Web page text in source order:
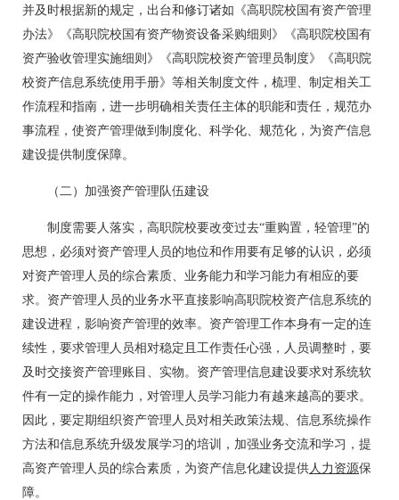
并及时根据新的规定，出台和修订诸如《高职院校国有资产管理
办法》《高职院校国有资产物资设备采购细则》《高职院校国有
资产验收管理实施细则》《高职院校资产管理员制度》《高职院
校资产信息系统使用手册》等相关制度文件，梳理、制定相关工
作流程和指南，进一步明确相关责任主体的职能和责任，规范办
事流程，使资产管理做到制度化、科学化、规范化，为资产信息
建设提供制度保障。
（二）加强资产管理队伍建设
制度需要人落实，高职院校要改变过去“重购置，轻管理”的
思想，必须对资产管理人员的地位和作用要有足够的认识，必须
对资产管理人员的综合素质、业务能力和学习能力有相应的要
求。资产管理人员的业务水平直接影响高职院校资产信息系统的
建设进程，影响资产管理的效率。资产管理工作本身有一定的连
续性，要求管理人员相对稳定且工作责任心强，人员调整时，要
及时交接资产管理账目、实物。资产管理信息建设要求对系统软
件有一定的操作能力，对管理人员学习能力有越来越高的要求。
因此，要定期组织资产管理人员对相关政策法规、信息系统操作
方法和信息系统升级发展学习的培训，加强业务交流和学习，提
高资产管理人员的综合素质，为资产信息化建设提供人力资源保
障。